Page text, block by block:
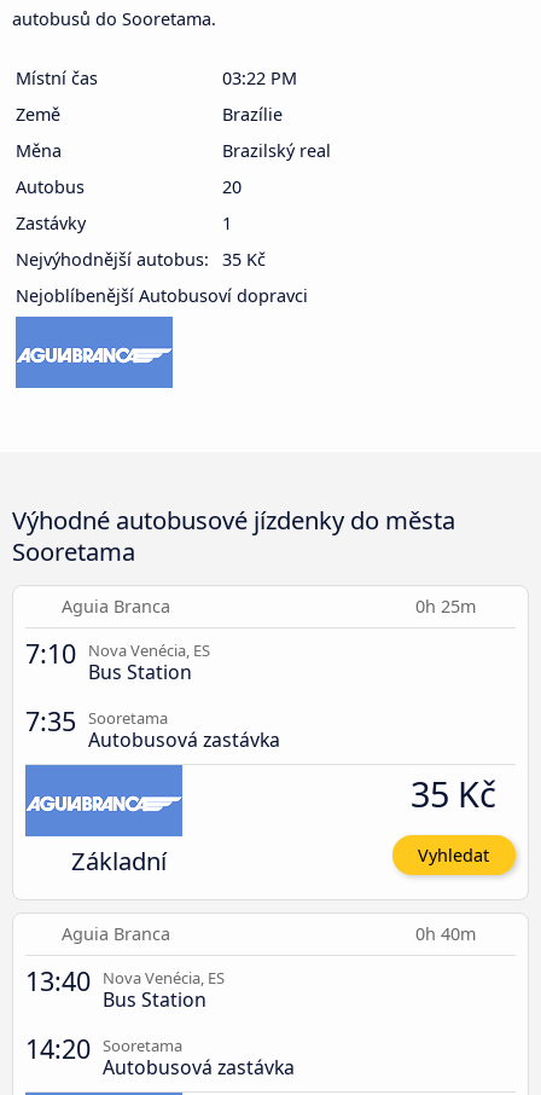
autobusů do Sooretama.
Místní čas
03:22 PM
Země
Brazílie
Měna
Brazilský real
Autobus
20
Zastávky
1
Nejvýhodnější autobus:
35 Kč
Nejoblíbenější Autobusoví dopravci
Výhodné autobusové jízdenky do města
Sooretama
Aguia Branca 0h 25m
7:10 Nova Venécia, ES
Bus Station
7:35 Sooretama
Autobusová zastávka
Základní
35 Kč
Vyhledat
Aguia Branca 0h 40m
13:40 Nova Venécia, ES
Bus Station
14:20 Sooretama
Autobusová zastávka